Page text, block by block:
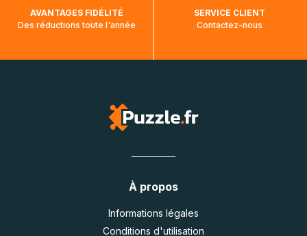
AVANTAGES FIDÉLITÉ
Des réductions toute l'année
SERVICE CLIENT
Contactez-nous
À propos
Informations légales
Conditions d'utilisation